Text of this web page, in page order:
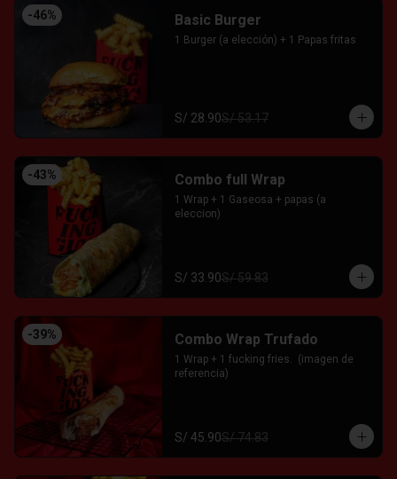
-46% Basic Burger
1 Burger (a elección) + 1 Papas fritas
S/ 28.90S/ 53.17
-43% Combo full Wrap
1 Wrap + 1 Gaseosa + papas (a
eleccion)
S/ 33.90S/ 59.83
-39% Combo Wrap Trufado
1 Wrap + 1 fucking fries.  (imagen de
referencia)
S/ 45.90S/ 74.83